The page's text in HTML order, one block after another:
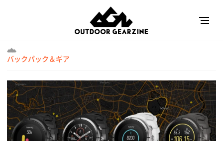
バックパック＆ギア